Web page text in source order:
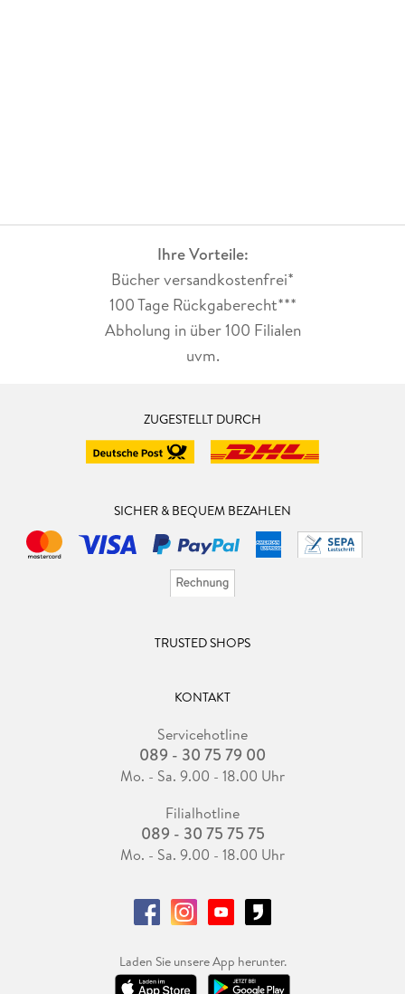
Ihre Vorteile:
Bücher versandkostenfrei*
100 Tage Rückgaberecht***
Abholung in über 100 Filialen
uvm.
ZUGESTELLT DURCH
SICHER & BEQUEM BEZAHLEN
TRUSTED SHOPS
KONTAKT
Servicehotline
089 - 30 75 79 00
Mo. - Sa. 9.00 - 18.00 Uhr
Filialhotline
089 - 30 75 75 75
Mo. - Sa. 9.00 - 18.00 Uhr
Laden Sie unsere App herunter.